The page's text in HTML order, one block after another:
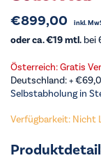
€899,00 inkl.
oder ca. €19 mtl. bei
Österreich: Gratis
Deutschland: +€
Selbstabholung in
Verfügbarkeit: Nicht